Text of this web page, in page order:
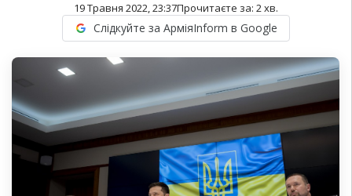
19 Травня 2022, 23:37Прочитаєте за: 2хв.
Слідкуйте за АрміяInform в Google